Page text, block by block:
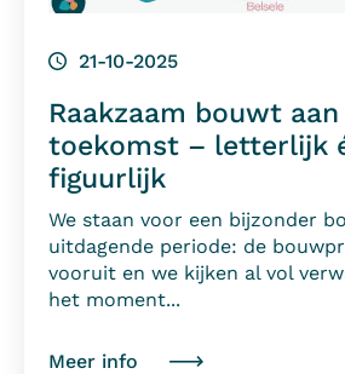
21-10-2025
Raakzaam bouwt aan
toekomst – letterlijk
figuurlijk
We staan voor een bijzonder
uitdagende periode: de
vooruit en we kijken al vol
het moment...
Meer info